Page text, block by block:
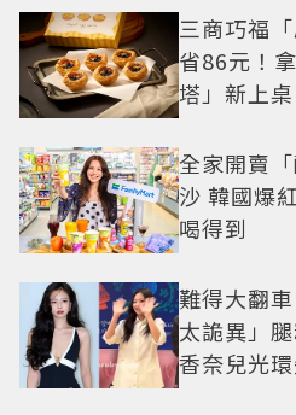
三商巧福
省86元！
塔」新上桌
全家開賣
沙 韓國爆
喝得到
難得大翻
太詭異」
香奈兒光